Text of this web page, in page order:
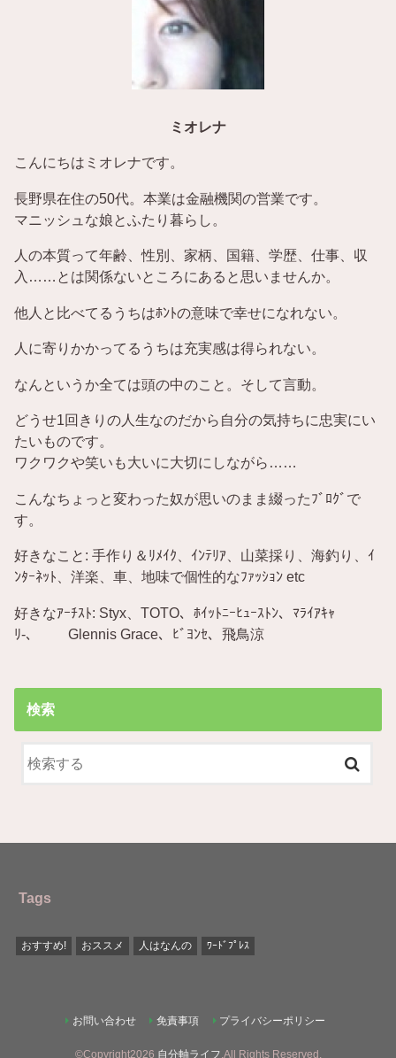
ミオレナ
こんにちはミオレナです。
長野県在住の50代。本業は金融機関の営業です。
マニッシュな娘とふたり暮らし。
人の本質って年齢、性別、家柄、国籍、学歴、仕事、収
入……とは関係ないところにあると思いませんか。
他人と比べてるうちはﾎﾝﾄの意味で幸せになれない。
人に寄りかかってるうちは充実感は得られない。
なんというか全ては頭の中のこと。そして言動。
どうせ1回きりの人生なのだから自分の気持ちに忠実にい
たいものです。
ワクワクや笑いも大いに大切にしながら……
こんなちょっと変わった奴が思いのまま綴ったﾌﾞﾛｸﾞで
す。
好きなこと: 手作り＆ﾘﾒｲｸ、ｲﾝﾃﾘｱ、山菜採り、海釣り、ｲ
ﾝﾀｰﾈｯﾄ、洋楽、車、地味で個性的なﾌｧｯｼｮﾝ etc
好きなｱｰﾁｽﾄ: Styx、TOTO、ﾎｲｯﾄﾆｰﾋｭｰｽﾄﾝ、ﾏﾗｲｱｷｬ
ﾘ-、 Glennis Grace、ﾋﾞﾖﾝｾ、飛鳥涼
検索
Tags
おすすめ! おススメ 人はなんの ﾜｰﾄﾞﾌﾟﾚｽ
お問い合わせ 免責事項 プライバシーポリシー
©Copyright2026 自分軸ライフ .All Rights Reserved.